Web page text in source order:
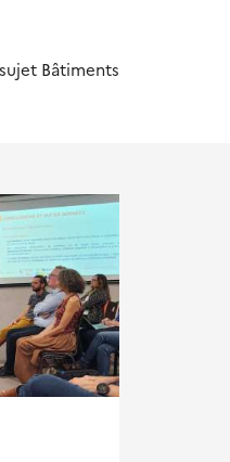
Bâtiments